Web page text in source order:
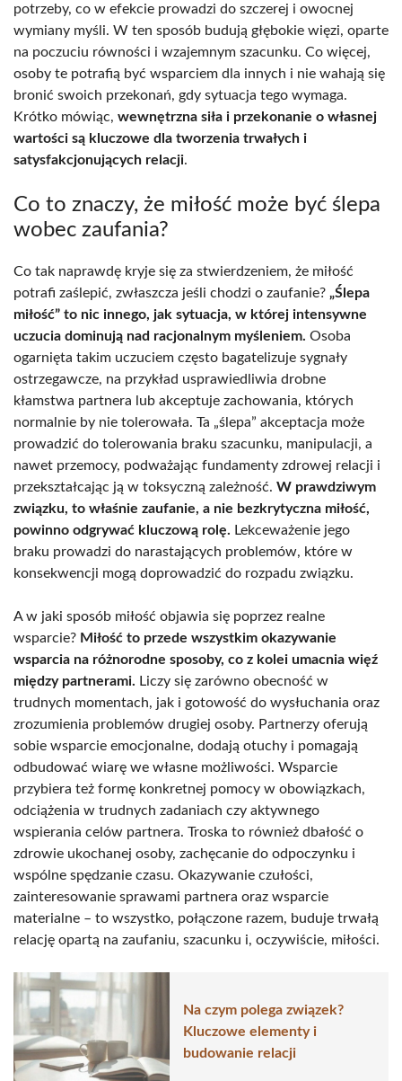
potrzeby, co w efekcie prowadzi do szczerej i owocnej
wymiany myśli. W ten sposób budują głębokie więzi, oparte
na poczuciu równości i wzajemnym szacunku. Co więcej,
osoby te potrafią być wsparciem dla innych i nie wahają się
bronić swoich przekonań, gdy sytuacja tego wymaga.
Krótko mówiąc, wewnętrzna siła i przekonanie o własnej
wartości są kluczowe dla tworzenia trwałych i
satysfakcjonujących relacji.
Co to znaczy, że miłość może być ślepa
wobec zaufania?
Co tak naprawdę kryje się za stwierdzeniem, że miłość
potrafi zaślepić, zwłaszcza jeśli chodzi o zaufanie? „Ślepa
miłość” to nic innego, jak sytuacja, w której intensywne
uczucia dominują nad racjonalnym myśleniem. Osoba
ogarnięta takim uczuciem często bagatelizuje sygnały
ostrzegawcze, na przykład usprawiedliwia drobne
kłamstwa partnera lub akceptuje zachowania, których
normalnie by nie tolerowała. Ta „ślepa” akceptacja może
prowadzić do tolerowania braku szacunku, manipulacji, a
nawet przemocy, podważając fundamenty zdrowej relacji i
przekształcając ją w toksyczną zależność. W prawdziwym
związku, to właśnie zaufanie, a nie bezkrytyczna miłość,
powinno odgrywać kluczową rolę. Lekceważenie jego
braku prowadzi do narastających problemów, które w
konsekwencji mogą doprowadzić do rozpadu związku.
A w jaki sposób miłość objawia się poprzez realne
wsparcie? Miłość to przede wszystkim okazywanie
wsparcia na różnorodne sposoby, co z kolei umacnia więź
między partnerami. Liczy się zarówno obecność w
trudnych momentach, jak i gotowość do wysłuchania oraz
zrozumienia problemów drugiej osoby. Partnerzy oferują
sobie wsparcie emocjonalne, dodają otuchy i pomagają
odbudować wiarę we własne możliwości. Wsparcie
przybiera też formę konkretnej pomocy w obowiązkach,
odciążenia w trudnych zadaniach czy aktywnego
wspierania celów partnera. Troska to również dbałość o
zdrowie ukochanej osoby, zachęcanie do odpoczynku i
wspólne spędzanie czasu. Okazywanie czułości,
zainteresowanie sprawami partnera oraz wsparcie
materialne – to wszystko, połączone razem, buduje trwałą
relację opartą na zaufaniu, szacunku i, oczywiście, miłości.
Na czym polega związek?
Kluczowe elementy i
budowanie relacji